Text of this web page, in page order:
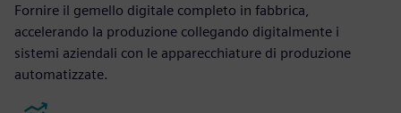
Fornire il gemello digitale completo in fabbrica,
accelerando la produzione collegando digitalmente i
sistemi aziendali con le apparecchiature di produzione
automatizzate.